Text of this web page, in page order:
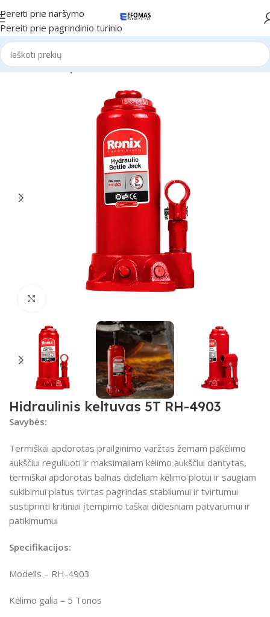
Pereiti prie naršymo
Pereiti prie pagrindinio turinio
Pradžia Ronix Įrankiai
Hidraulinis keltuvas 5T RH-4903
Savybės:
Termiškai apdorotas prailginimo varžtas žemam pakėlimo
aukščiui reguliuoti ir maksimaliam kėlimo aukščiui dantytas,
termiškai apdorotas balnas dideliam kėlimo plotui ir saugiam
sukibimui platus tvirtas pagrindas stabilumui ir tvirtumui
sustiprinti kritiniai įtempimo taškai didesniam patvarumui ir
patikimumui
Specifikacijos:
Modelis – RH-4903
Kėlimo galia – 5 Tonos